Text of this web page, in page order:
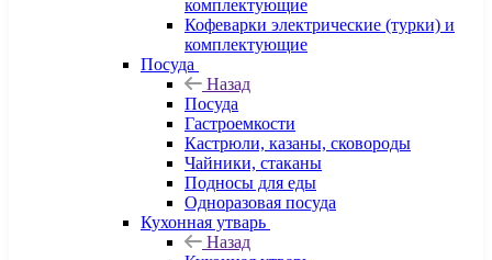
комплектующие
Кофеварки электрические (турки) и
комплектующие
Посуда
Назад
Посуда
Гастроемкости
Кастрюли, казаны, сковороды
Чайники, стаканы
Подносы для еды
Одноразовая посуда
Кухонная утварь
Назад